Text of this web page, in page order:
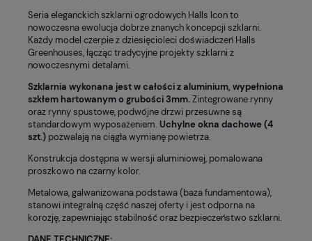
Seria eleganckich szklarni ogrodowych Halls Icon to
nowoczesna ewolucja dobrze znanych koncepcji szklarni.
Każdy model czerpie z dziesięcioleci doświadczeń Halls
Greenhouses, łącząc tradycyjne projekty szklarni z
nowoczesnymi detalami.
Szklarnia wykonana jest w całości z aluminium, wypełniona
szkłem hartowanym o grubości 3mm.Zintegrowane rynny
oraz rynny spustowe, podwójne drzwi przesuwne są
standardowym wyposażeniem. Uchylne okna dachowe (4
szt.) pozwalają na ciągła wymianę powietrza.
Konstrukcja dostępna w wersji aluminiowej, pomalowana
proszkowo na czarny kolor.
Metalowa, galwanizowana podstawa (baza fundamentowa),
stanowi integralną część naszej oferty i jest odporna na
korozję, zapewniając stabilność oraz bezpieczeństwo szklarni.